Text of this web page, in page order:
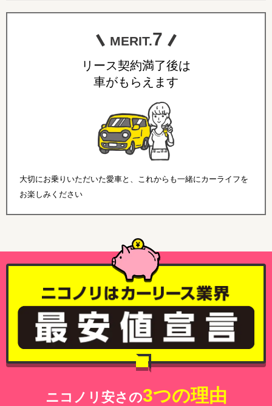
MERIT.7
リース契約満了後は
車がもらえます
大切にお乗りいただいた愛車と、これからも一緒にカーライフを
お楽しみください
ニコノリ安さの3つの理由